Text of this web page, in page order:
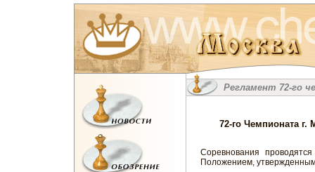
Регламент 72-го
72-го Чемпионата
Соревнования
Положением,